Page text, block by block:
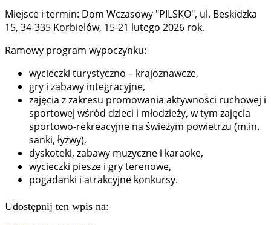
Miejsce i termin: Dom Wczasowy "PILSKO", ul. Beskidzka
15, 34-335 Korbielów, 15-21 lutego 2026 rok.
Ramowy program wypoczynku:
wycieczki turystyczno – krajoznawcze,
gry i zabawy integracyjne,
zajęcia z zakresu promowania aktywności ruchowej i
sportowej wśród dzieci i młodzieży, w tym zajęcia
sportowo-rekreacyjne na świeżym powietrzu (m.in.
sanki, łyżwy),
dyskoteki, zabawy muzyczne i karaoke,
wycieczki piesze i gry terenowe,
pogadanki i atrakcyjne konkursy.
Udostępnij ten wpis na: